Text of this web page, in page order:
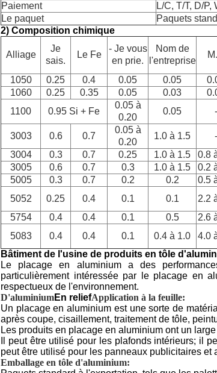
Paiement
L/C, T/T, D/P,
Le paquet
Paquets
2) Composition chimique
Alliage
Je
sais.
Le Fe
- Je vous
en prie.
Nom de
l'entreprise
1050
0.25 0.4 0.05 0.05
1060
0.25 0.35 0.05 0.03
1100
0.95 Si + Fe
0.05 à
0.20
0.05 -
3003 0.6 0.7
0.05 à
0.20
1.0 à 1.5 -
3004
0.3 0.7 0.25 1.0 à 1.5 0.8
3005
0.6 0.7 0.3 1.0 à 1.5 0.2
5005
0.3 0.7 0.2 0.2 0.5
5052
0.25 0.4 0.1 0.1 2.2
5754
0.4 0.4 0.1 0.5 2.6
5083
0.4 0.4 0.1 0.4 à 1.0 4.0
Bâtiment de l'usine de produits en tôle
Le placage en aluminium a des
particulièrement intéressée par le placage en
respectueux de l'environnement.